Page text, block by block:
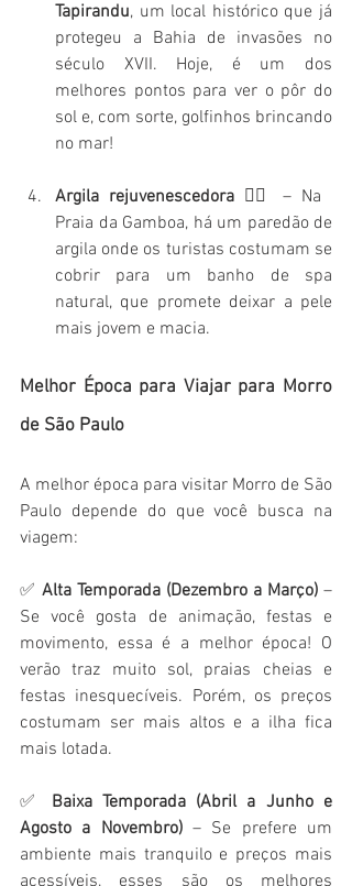
Tapirandu, um local histórico que já
protegeu a Bahia de invasões no
século XVII. Hoje, é um dos
melhores pontos para ver o pôr do
sol e, com sorte, golfinhos brincando
no mar!
Argila rejuvenescedora 🧖‍♀️ – Na
Praia da Gamboa, há um paredão de
argila onde os turistas costumam se
cobrir para um banho de spa
natural, que promete deixar a pele
mais jovem e macia.
Melhor Época para Viajar para Morro
de São Paulo
A melhor época para visitar Morro de São
Paulo depende do que você busca na
viagem:
✅ Alta Temporada (Dezembro a Março) –
Se você gosta de animação, festas e
movimento, essa é a melhor época! O
verão traz muito sol, praias cheias e
festas inesquecíveis. Porém, os preços
costumam ser mais altos e a ilha fica
mais lotada.
✅ Baixa Temporada (Abril a Junho e
Agosto a Novembro) – Se prefere um
ambiente mais tranquilo e preços mais
acessíveis, esses são os melhores